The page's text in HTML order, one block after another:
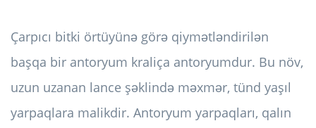
Çarpıcı bitki örtüyünə görə qiymətləndirilən
başqa bir antoryum kraliça antoryumdur. Bu növ,
uzun uzanan lance şəklində məxmər, tünd yaşıl
yarpaqlara malikdir. Antoryum yarpaqları, qalın